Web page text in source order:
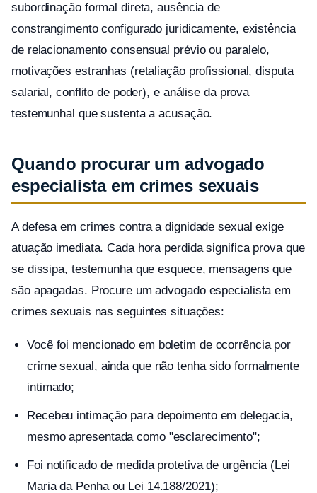
subordinação formal direta, ausência de
constrangimento configurado juridicamente, existência
de relacionamento consensual prévio ou paralelo,
motivações estranhas (retaliação profissional, disputa
salarial, conflito de poder), e análise da prova
testemunhal que sustenta a acusação.
Quando procurar um advogado
especialista em crimes sexuais
A defesa em crimes contra a dignidade sexual exige
atuação imediata. Cada hora perdida significa prova que
se dissipa, testemunha que esquece, mensagens que
são apagadas. Procure um advogado especialista em
crimes sexuais nas seguintes situações:
Você foi mencionado em boletim de ocorrência por
crime sexual, ainda que não tenha sido formalmente
intimado;
Recebeu intimação para depoimento em delegacia,
mesmo apresentada como "esclarecimento";
Foi notificado de medida protetiva de urgência (Lei
Maria da Penha ou Lei 14.188/2021);